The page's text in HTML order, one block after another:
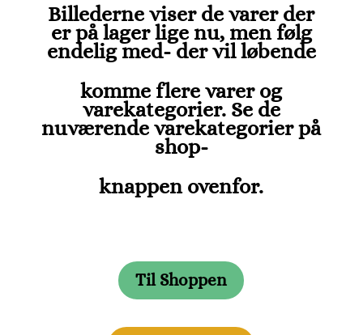
Billederne viser de varer der
er på lager lige nu, men følg
endelig med- der vil løbende
komme flere varer og
varekategorier. Se de
nuværende varekategorier på
shop-
knappen ovenfor.
Til Shoppen